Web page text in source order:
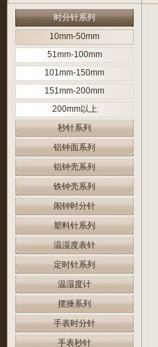
时分针系列
10mm-50mm
51mm-100mm
101mm-150mm
151mm-200mm
200mm以上
秒针系列
铝钟面系列
铝钟壳系列
铁钟壳系列
闹钟时分针
塑料针系列
温湿度表针
定时针系列
温湿度计
摆捶系列
手表时分针
手表秒针